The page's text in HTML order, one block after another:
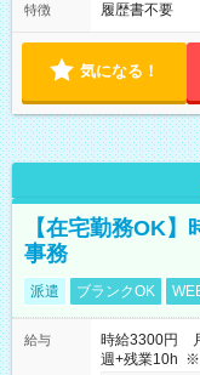
特徴 履歴書不要
気になる！
【在宅勤務OK
事務
派遣 ブランクOK
給与
時給3300円
週+残業10h ※